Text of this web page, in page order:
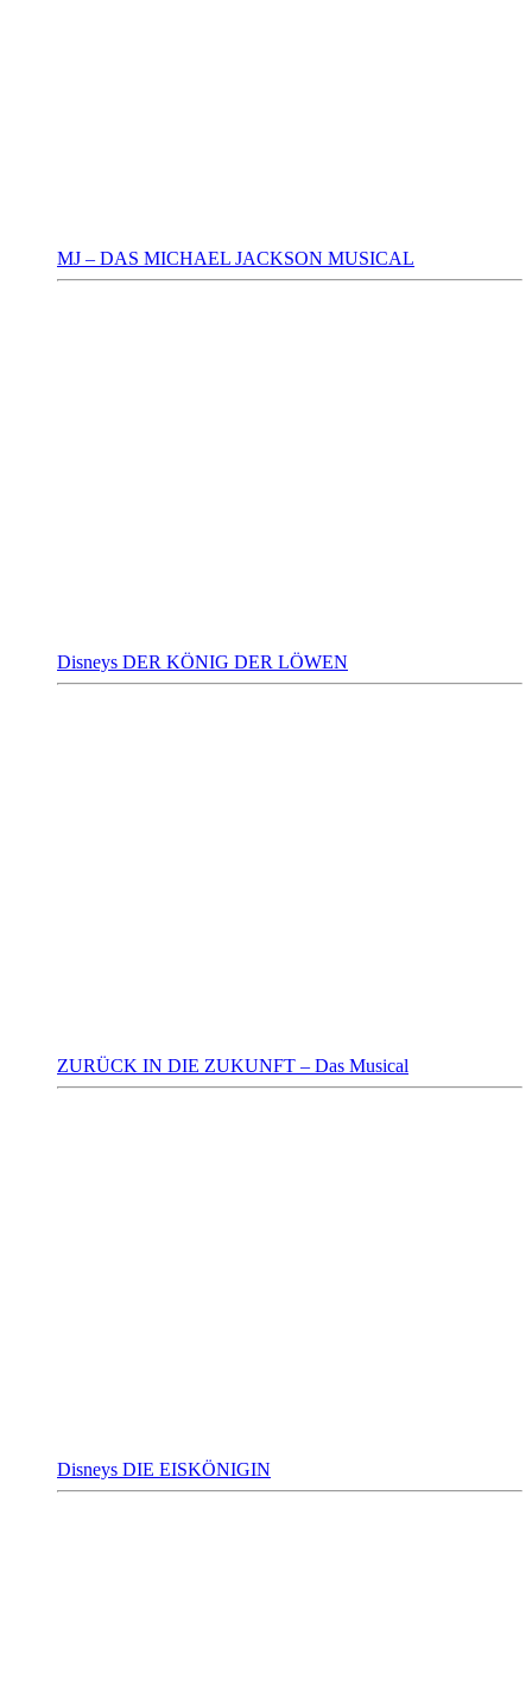
MJ – DAS MICHAEL JACKSON MUSICAL
Disneys DER KÖNIG DER LÖWEN
ZURÜCK IN DIE ZUKUNFT – Das Musical
Disneys DIE EISKÖNIGIN